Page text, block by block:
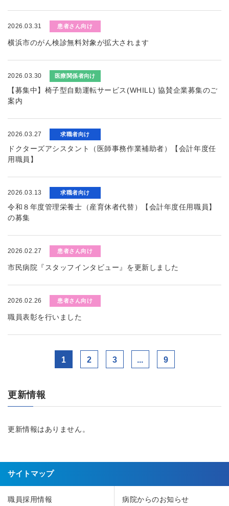
2026.03.31 患者さん向け
横浜市のがん検診無料対象が拡大されます
2026.03.30 医療関係者向け
【募集中】椅子型自動運転サービス(WHILL) 協賛企業募集のご
案内
2026.03.27 求職者向け
ドクターズアシスタント（医師事務作業補助者）【会計年度任
用職員】
2026.03.13 求職者向け
令和８年度管理栄養士（産育休者代替）【会計年度任用職員】
の募集
2026.02.27 患者さん向け
市民病院『スタッフインタビュー』を更新しました
2026.02.26 患者さん向け
職員表彰を行いました
1 2 3 ... 9
更新情報
更新情報はありません。
サイトマップ
職員採用情報 病院からのお知らせ